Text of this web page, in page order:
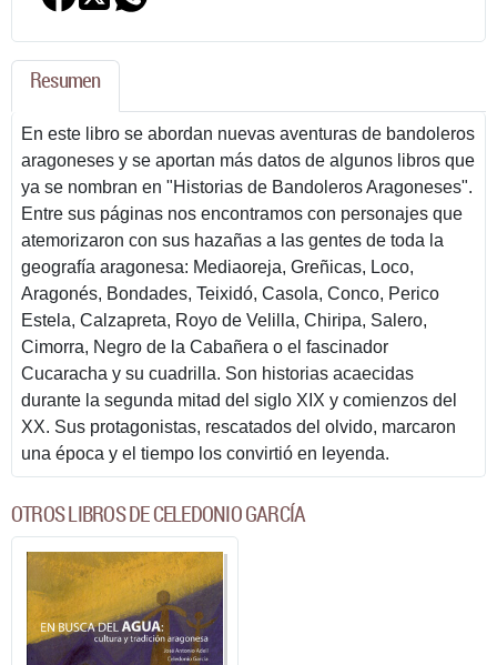
Resumen
En este libro se abordan nuevas aventuras de bandoleros
aragoneses y se aportan más datos de algunos libros que
ya se nombran en "Historias de Bandoleros Aragoneses".
Entre sus páginas nos encontramos con personajes que
atemorizaron con sus hazañas a las gentes de toda la
geografía aragonesa: Mediaoreja, Greñicas, Loco,
Aragonés, Bondades, Teixidó, Casola, Conco, Perico
Estela, Calzapreta, Royo de Velilla, Chiripa, Salero,
Cimorra, Negro de la Cabañera o el fascinador
Cucaracha y su cuadrilla. Son historias acaecidas
durante la segunda mitad del siglo XIX y comienzos del
XX. Sus protagonistas, rescatados del olvido, marcaron
una época y el tiempo los convirtió en leyenda.
OTROS LIBROS DE CELEDONIO GARCÍA